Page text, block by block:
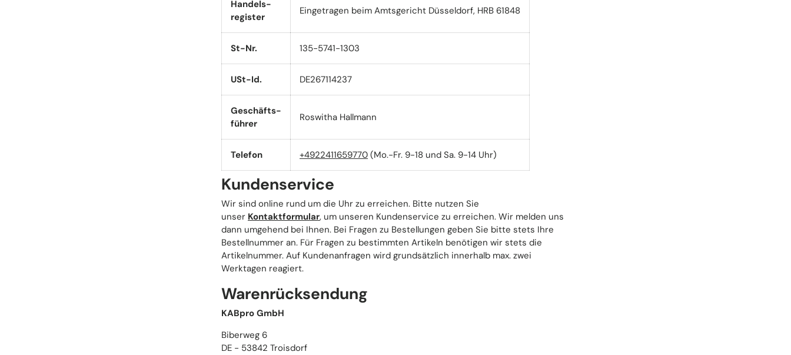
Handels-
register
Eingetragen beim Amtsgericht Düsseldorf, HRB 61848
St-Nr. 135-5741-1303
USt-Id. DE267114237
Geschäfts-
führer
Roswitha Hallmann
Telefon +4922411659770 (Mo.-Fr. 9-18 und Sa. 9-14 Uhr)
Kundenservice
Wir sind online rund um die Uhr zu erreichen. Bitte nutzen Sie
unser Kontaktformular, um unseren Kundenservice zu erreichen. Wir melden uns
dann umgehend bei Ihnen. Bei Fragen zu Bestellungen geben Sie bitte stets Ihre
Bestellnummer an. Für Fragen zu bestimmten Artikeln benötigen wir stets die
Artikelnummer. Auf Kundenanfragen wird grundsätzlich innerhalb max. zwei
Werktagen reagiert.
Warenrücksendung
KABpro GmbH
Biberweg 6
DE - 53842 Troisdorf